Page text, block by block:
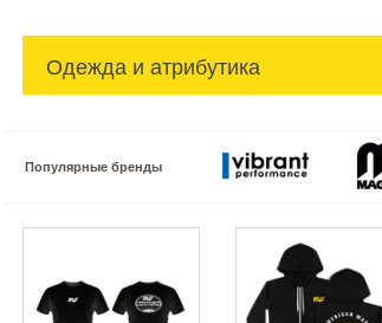
Одежда и атрибутика
Популярные бренды